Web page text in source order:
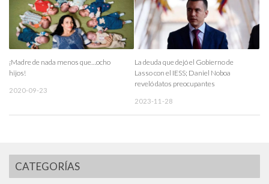
¡Madre de nada menos que…ocho
hijos!
2020-09-23
La deuda que dejó el Gobierno de
Lasso con el IESS; Daniel Noboa
reveló datos preocupantes
2023-11-28
CATEGORÍAS